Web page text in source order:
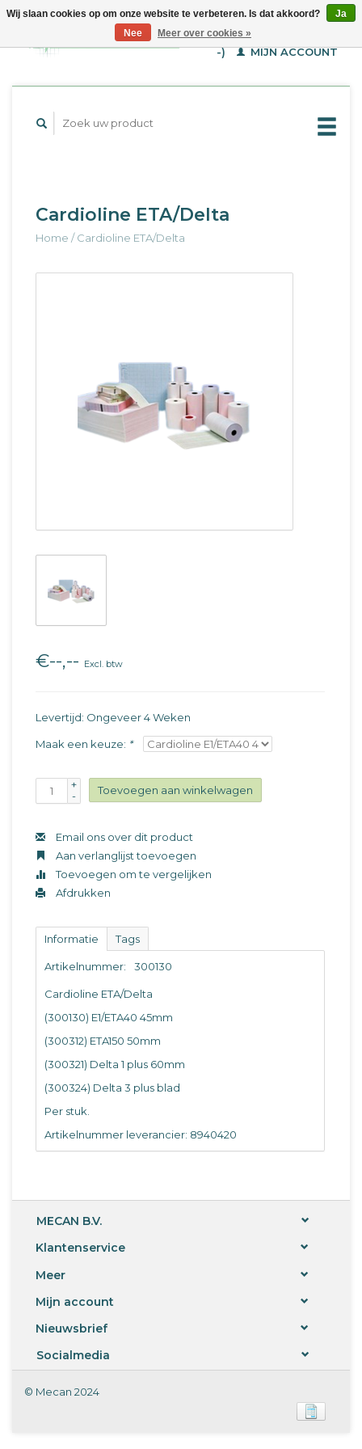
WINKELWAGEN (€--,-
-)
MIJN ACCOUNT
Cardioline ETA/Delta
Home /Cardioline ETA/Delta
€--,-- Excl. btw
Levertijd: Ongeveer 4 Weken
Maak een keuze: *
+
-
Toevoegen aan winkelwagen
Email ons over dit product
Aan verlanglijst toevoegen
Toevoegen om te vergelijken
Afdrukken
Informatie Tags
Artikelnummer: 300130
Cardioline ETA/Delta
(300130) E1/ETA40 45mm
(300312) ETA150 50mm
(300321) Delta 1 plus 60mm
(300324) Delta 3 plus blad
Per stuk.
Artikelnummer leverancier: 8940420
MECAN B.V.
Klantenservice
Meer
Mijn account
Nieuwsbrief
Socialmedia
Wij slaan cookies op om onze website te verbeteren. Is dat akkoord?
Ja
Nee
Meer over cookies »